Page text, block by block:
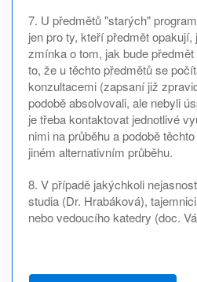
7. U předmětů "starých"
jen pro ty, kteří předmět
zmínka o tom, jak bude
to, že u těchto předmětů se
konzultacemi (zapsaní již
podobě absolvovali, ale nebyli
je třeba kontaktovat jednotlivé
nimi na průběhu a podobě
jiném alternativním průběhu.
8. V případě jakýchkoli
studia (Dr. Hrabáková),
nebo vedoucího katedry (doc.